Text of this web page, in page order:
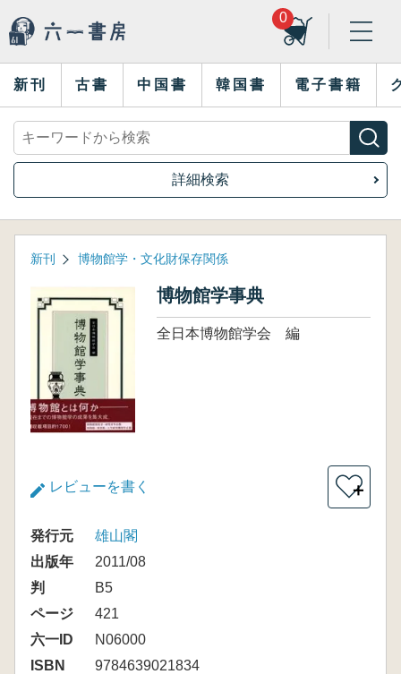
0
新刊 古書 中国書 韓国書 電子書籍
詳細検索
新刊 博物館学・文化財保存関係
博物館学事典
全日本博物館学会 編
レビューを書く ＋
発行元
雄山閣
出版年
2011/08
判
B5
ページ
421
六一ID
N06000
ISBN
9784639021834